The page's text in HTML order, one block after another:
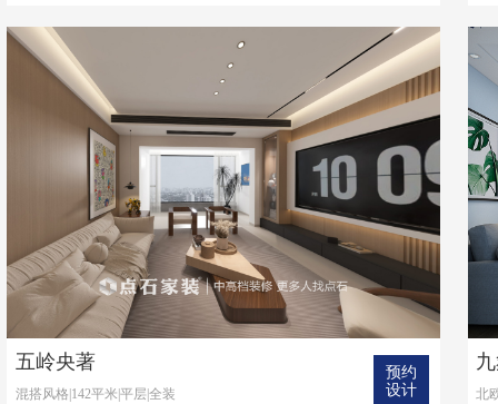
预约
设计
五岭央著
混搭风格|142平米|平层|全装 北